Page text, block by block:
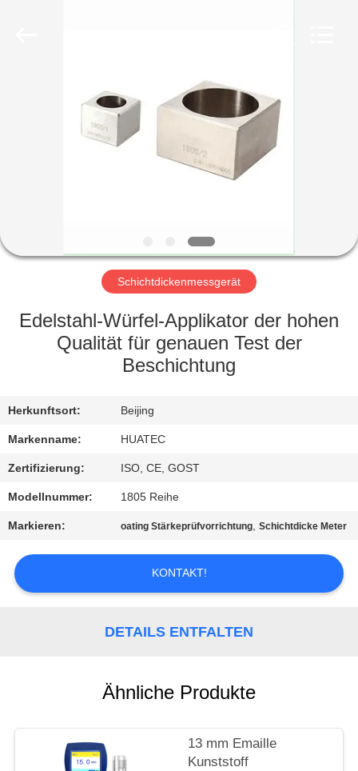
PRODUKTE
FABRIK-
AUSFLUG
QUALITÄTSKONTROLLE
SIE
MIT
UNS
IN
VERBINDUNG
FORDERN
SIE EIN
PRIVACY
POLICY
Schichtdickenmessgerät
Edelstahl-Würfel-Applikator der hohen
Qualität für genauen Test der
Beschichtung
Herkunftsort: Beijing
Markenname: HUATEC
Zertifizierung: ISO, CE, GOST
Modellnummer: 1805 Reihe
Markieren: oating Stärkeprüfvorrichtung,Schichtdicke Meter
KONTAKT!
DETAILS ENTFALTEN
Ähnliche Produkte
13 mm Emaille
Kunststoff